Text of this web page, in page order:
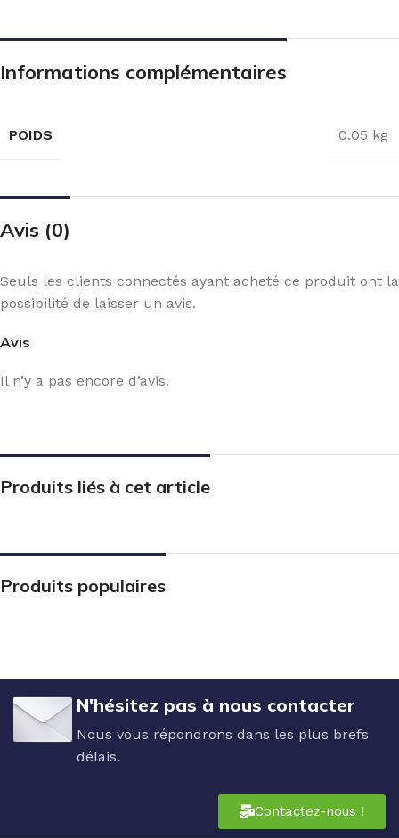
Informations complémentaires
POIDS 0.05 kg
Avis (0)
Avis
Il n’y a pas encore d’avis.
Seuls les clients connectés ayant acheté ce produit ont la
possibilité de laisser un avis.
Produits liés à cet article
Produits populaires
N'hésitez pas à nous contacter
Nous vous répondrons dans les plus brefs
délais.
Contactez-nous !